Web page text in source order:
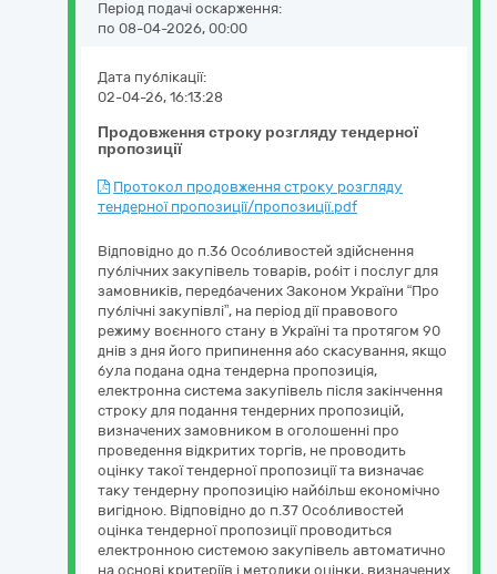
Період подачі оскарження:
по 08-04-2026, 00:00
Продовження строку розгляду тендерної
пропозиції
Дата публікації:
02-04-26, 16:13:28
Протокол продовження строку розгляду
тендерної пропозиції/пропозиції.pdf
Відповідно до п.36 Особливостей здійснення
публічних закупівель товарів, робіт і послуг для
замовників, передбачених Законом України “Про
публічні закупівлі”, на період дії правового
режиму воєнного стану в Україні та протягом 90
днів з дня його припинення або скасування, якщо
була подана одна тендерна пропозиція,
електронна система закупівель після закінчення
строку для подання тендерних пропозицій,
визначених замовником в оголошенні про
проведення відкритих торгів, не проводить
оцінку такої тендерної пропозиції та визначає
таку тендерну пропозицію найбільш економічно
вигідною. Відповідно до п.37 Особливостей
оцінка тендерної пропозиції проводиться
електронною системою закупівель автоматично
на основі критеріїв і методики оцінки, визначених